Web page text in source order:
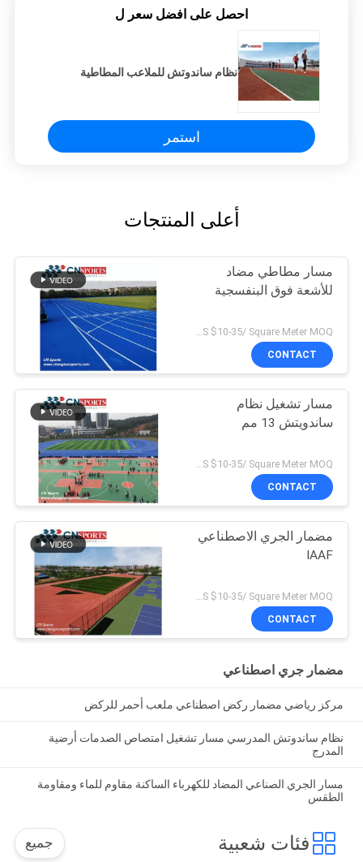
احصل على افضل سعر ل
نظام ساندوتش للملاعب المطاطية
استمر
أعلى المنتجات
مسار مطاطي مضاد
للأشعة فوق البنفسجية
US $10-35/ Square Meter MOQ:/
CONTACT
مسار تشغيل نظام
ساندويتش 13 مم
CONTACT
مضمار الجري الاصطناعي
IAAF
CONTACT
مضمار جري اصطناعي
مركز رياضي مضمار ركض اصطناعي ملعب أحمر للركض
نظام ساندوتش المدرسي مسار تشغيل امتصاص الصدمات أرضية
المدرج
مسار الجري الصناعي المضاد للكهرباء الساكنة مقاوم للماء ومقاومة
الطقس
فئات شعبية جميع